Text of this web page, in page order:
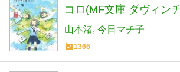
コロ(MF文庫 ダヴィン
ヴィンチ) (MF文庫 ダ・
3)
山本渚 今日マチ子
1366